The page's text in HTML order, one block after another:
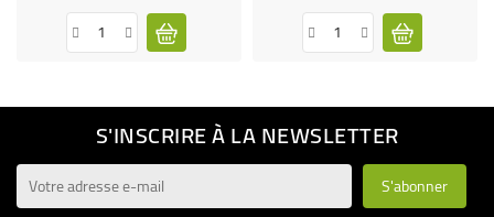
S'INSCRIRE À LA NEWSLETTER